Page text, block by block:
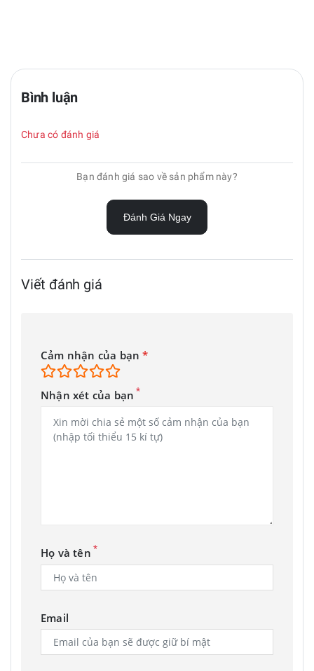
Bình luận
Chưa có đánh giá
Bạn đánh giá sao về sản phẩm này?
Đánh Giá Ngay
Viết đánh giá
Cảm nhận của bạn*
Nhận xét của bạn *
Họ và tên *
Email